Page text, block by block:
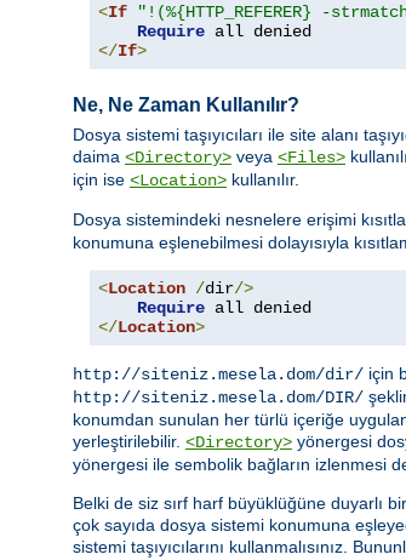
<If "!(%{HTTP_REFERER} -
Require
</If>
Ne, Ne Zaman Kullanılır?
Dosya sistemi taşıyıcıları ile site alanı
daima <Directory> veya <Files>
için ise <Location> kullanılır.
Dosya sistemindeki nesnelere erişimi
konumuna eşlenebilmesi dolayısıyla
<Location /dir/>
Require
</Location>
http://siteniz.mesela.dom/dir/ için
http://siteniz.mesela.dom/DIR/
konumdan sunulan her türlü içeriğe
yerleştirilebilir. <Directory> yönergesi
yönergesi ile sembolik bağların izlenmesi
Belki de siz sırf harf büyüklüğüne duyarlı
çok sayıda dosya sistemi konumuna
sistemi taşıyıcılarını kullanmalısınız.